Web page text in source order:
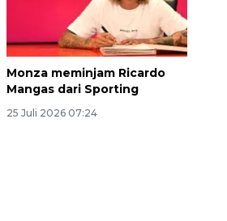
Monza meminjam Ricardo
Mangas dari Sporting
25 Juli 2026 07:24
berbasis AI
13:45:00